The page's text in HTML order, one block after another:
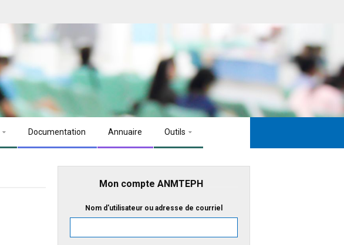
Documentation Annuaire Outils
Mon compte ANMTEPH
Nom d'utilisateur ou adresse de courriel